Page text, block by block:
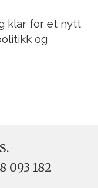
klar for et nytt
og
093 182